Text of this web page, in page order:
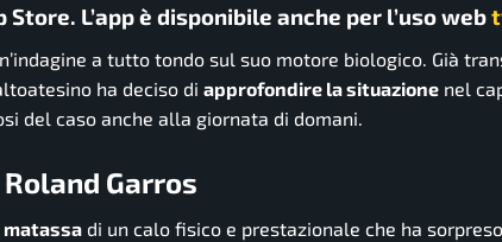
Store. L’app è disponibile anche per l’uso web
a tutto tondo sul suo motore biologico. Già
ha deciso di approfondire la situazione nel
del caso anche alla giornata di domani.
Garros
di un calo fisico e prestazionale che ha